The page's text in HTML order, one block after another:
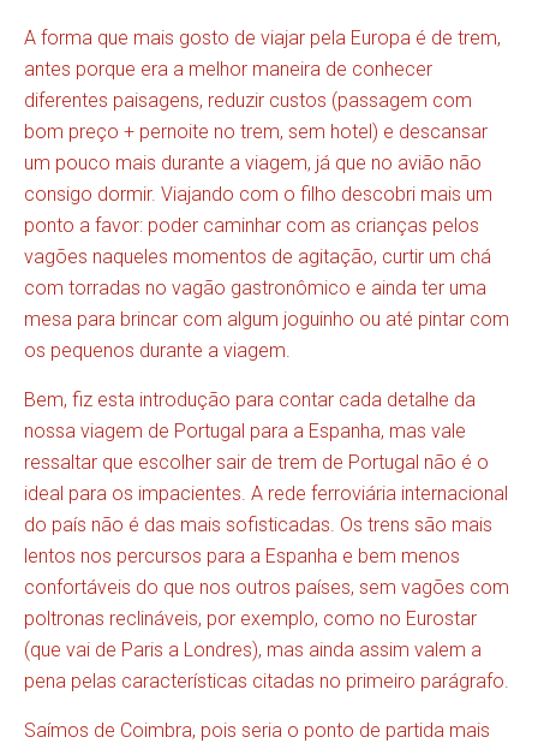
A forma que mais gosto de viajar pela Europa é de trem,
antes porque era a melhor maneira de conhecer
diferentes paisagens, reduzir custos (passagem com
bom preço + pernoite no trem, sem hotel) e descansar
um pouco mais durante a viagem, já que no avião não
consigo dormir. Viajando com o filho descobri mais um
ponto a favor: poder caminhar com as crianças pelos
vagões naqueles momentos de agitação, curtir um chá
com torradas no vagão gastronômico e ainda ter uma
mesa para brincar com algum joguinho ou até pintar com
os pequenos durante a viagem.
Bem, fiz esta introdução para contar cada detalhe da
nossa viagem de Portugal para a Espanha, mas vale
ressaltar que escolher sair de trem de Portugal não é o
ideal para os impacientes. A rede ferroviária internacional
do país não é das mais sofisticadas. Os trens são mais
lentos nos percursos para a Espanha e bem menos
confortáveis do que nos outros países, sem vagões com
poltronas reclináveis, por exemplo, como no Eurostar
(que vai de Paris a Londres), mas ainda assim valem a
pena pelas características citadas no primeiro parágrafo.
Saímos de Coimbra, pois seria o ponto de partida mais